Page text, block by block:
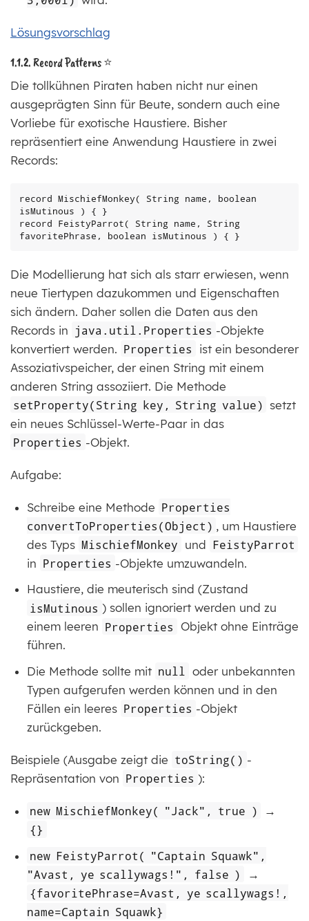
Lösungsvorschlag
1.1.2. Record Patterns ⭐
Die tollkühnen Piraten haben nicht nur einen
ausgeprägten Sinn für Beute, sondern auch eine
Vorliebe für exotische Haustiere. Bisher
repräsentiert eine Anwendung Haustiere in zwei
Records:
record MischiefMonkey( String name, boolean
isMutinous ) { }
record FeistyParrot( String name, String
favoritePhrase, boolean isMutinous ) { }
Die Modellierung hat sich als starr erwiesen, wenn
neue Tiertypen dazukommen und Eigenschaften
sich ändern. Daher sollen die Daten aus den
Records in java.util.Properties -Objekte
konvertiert werden. Properties
ist ein besonderer
Assoziativspeicher, der einen String mit einem
anderen String assoziiert. Die Methode
setProperty(String key, String value) setzt
ein neues Schlüssel-Werte-Paar in das
Properties -Objekt.
Aufgabe:
Schreibe eine Methode Properties
convertToProperties(Object) , um Haustiere
des Typs MischiefMonkey und FeistyParrot
in Properties -Objekte umzuwandeln.
Haustiere, die meuterisch sind (Zustand
isMutinous ) sollen ignoriert werden und zu
einem leeren Properties Objekt ohne Einträge
führen.
Die Methode sollte mit null
oder unbekannten
Typen aufgerufen werden können und in den
Fällen ein leeres Properties -Objekt
zurückgeben.
Beispiele (Ausgabe zeigt die toString() -
Repräsentation von Properties ):
new MischiefMonkey( "Jack", true )
→
{}
new FeistyParrot( "Captain Squawk",
"Avast, ye scallywags!", false )
→
{favoritePhrase=Avast, ye scallywags!,
name=Captain Squawk}